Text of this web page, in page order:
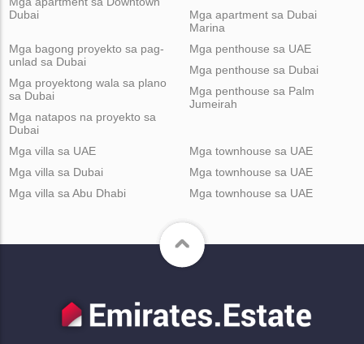
Dubai
Mga apartment sa Dubai
Marina
Mga bagong proyekto sa pag-
unlad sa Dubai
Mga proyektong wala sa plano
sa Dubai
Mga natapos na proyekto sa
Dubai
Mga penthouse sa UAE
Mga penthouse sa Dubai
Mga penthouse sa Palm
Jumeirah
Mga villa sa UAE
Mga villa sa Dubai
Mga villa sa Abu Dhabi
Mga townhouse sa UAE
Mga townhouse sa UAE
Mga townhouse sa UAE